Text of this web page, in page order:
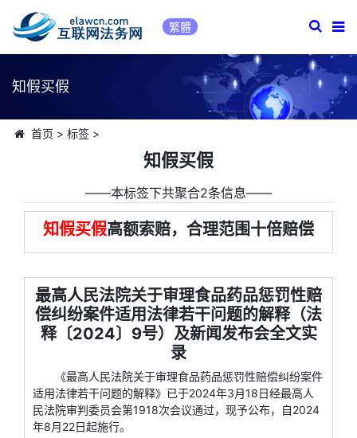
繁體
知假买假
首页 > 标签>
知假买假
――本标签下共聚合2条信息――
知假买假高额索赔，合理范围十倍赔偿
最高人民法院关于审理食品药品惩罚性赔
偿纠纷案件适用法律若干问题的解释（法
释〔2024〕9号）及新闻发布会全文实
录
《最高人民法院关于审理食品药品惩罚性赔偿纠纷案件
适用法律若干问题的解释》已于2024年3月18日经最高人
民法院审判委员会第1918次会议通过，现予公布，自2024
年8月22日起施行。